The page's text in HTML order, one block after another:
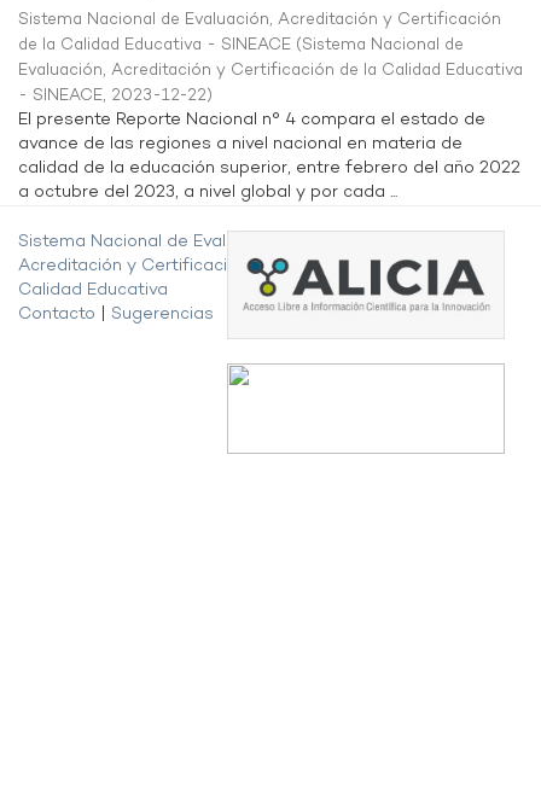
Sistema Nacional de Evaluación, Acreditación y Certificación
de la Calidad Educativa - SINEACE (Sistema Nacional de
Evaluación, Acreditación y Certificación de la Calidad Educativa
- SINEACE, 2023-12-22)
El presente Reporte Nacional n° 4 compara el estado de
avance de las regiones a nivel nacional en materia de
calidad de la educación superior, entre febrero del año 2022
a octubre del 2023, a nivel global y por cada ...
Sistema Nacional de Evaluación,
Acreditación y Certificación de la
Calidad Educativa
Contacto
Sugerencias